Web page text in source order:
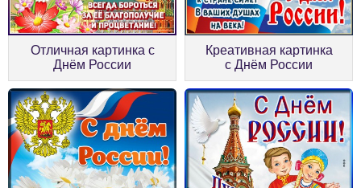
Отличная картинка с
Днём России
Креативная картинка
с Днём России